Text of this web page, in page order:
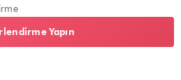
Yapın